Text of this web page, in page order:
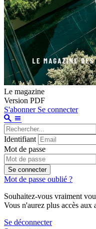
Le magazine
Version PDF
S'abonner Se connecter
Identifiant
Mot de passe
Se connecter
Mot de passe oublié ?
Souhaitez-vous vraiment
Vous n'aurez plus accès aux
Se déconnecter